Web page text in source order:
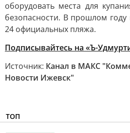
оборудовать места для
безопасности. В прошлом
24 официальных пляжа.
Подписывайтесь на «Ъ-
Источник: Канал в МАКС
Новости Ижевск"
ТОП